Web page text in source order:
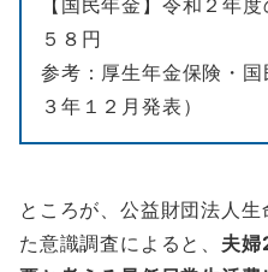
５８円
参考：厚生年金保険・
３年１２月発表）
ところが、公益財団法人
た意識調査によると、 夫婦